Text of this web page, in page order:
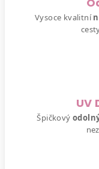
Vysoce kvalitní
UV
Špičkový